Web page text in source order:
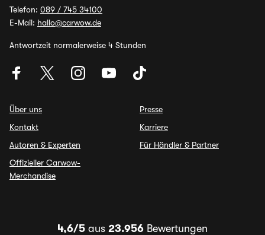
Telefon: 089 / 745 34100
E-Mail: hallo@carwow.de
Antwortzeit normalerweise 4 Stunden
Über uns
Kontakt
Autoren & Experten
Offizieller Carwow-
Merchandise
Presse
Karriere
Für Händler & Partner
4,6/5 aus 23.956 Bewertungen